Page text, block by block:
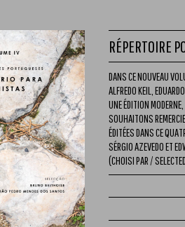
RÉPERTOIRE
DANS CE NOUVEAU
ALFREDO KEIL,
UNE ÉDITION
SOUHAITONS
ÉDITÉES DANS CE
SÉRGIO AZEVEDO ET
(CHOISI PAR /